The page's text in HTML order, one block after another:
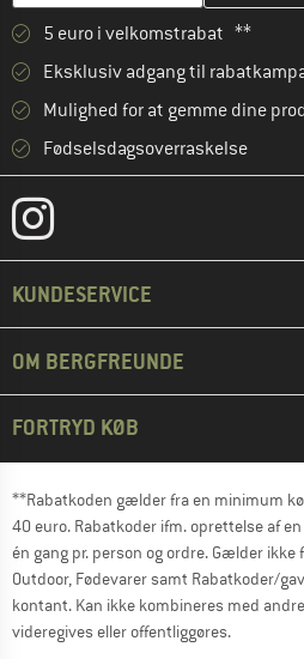
5 euro i velkomstrabat **
Eksklusiv adgang til
Mulighed for at gemme dine
Fødselsdagsoverraskelse
KUNDESERVICE
OM BERGFREUNDE
FORTRYD KØB
**Rabatkoden gælder fra en minimum
40 euro. Rabatkoder ifm. oprettelse af
én gang pr. person og ordre. Gælder
Outdoor, Fødevarer samt Rabatkoder/
kontant. Kan ikke kombineres med
videregives eller offentliggøres.